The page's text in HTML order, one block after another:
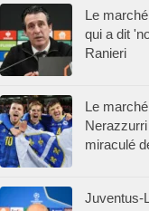
Le
qui a dit
Ranieri
Le marché
miraculé
Juventus-